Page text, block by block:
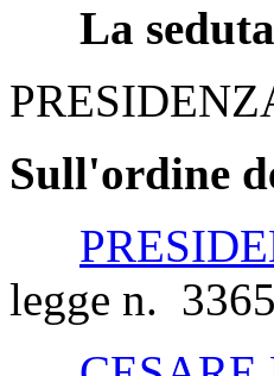
La
Sull'ordine
legge n.